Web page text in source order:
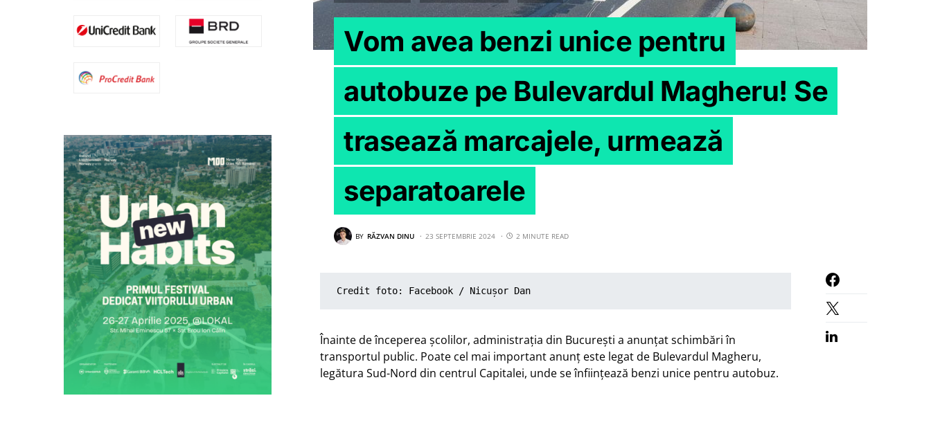
Vom avea benzi unice pentru
autobuze pe Bulevardul Magheru! Se
trasează marcajele, urmează
separatoarele
BY RĂZVAN DINU 23 SEPTEMBRIE 2024 2 MINUTE READ
Credit foto: Facebook / Nicușor Dan
Înainte de începerea școlilor, administrația din București a anunțat schimbări în
transportul public. Poate cel mai important anunț este legat de Bulevardul Magheru,
legătura Sud-Nord din centrul Capitalei, unde se înființează benzi unice pentru autobuz.